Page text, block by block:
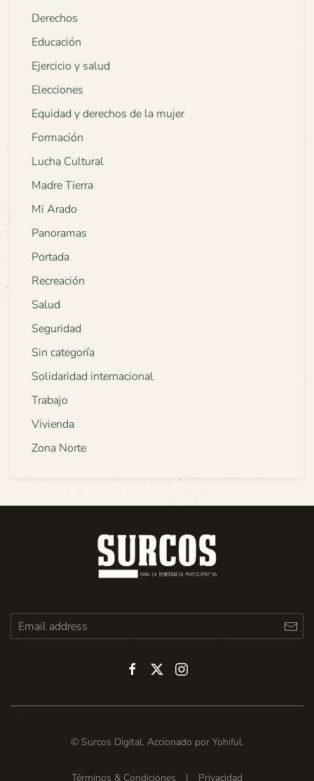
Derechos
Educación
Ejercicio y salud
Elecciones
Equidad y derechos de la mujer
Formación
Lucha Cultural
Madre Tierra
Mi Arado
Panoramas
Portada
Recreación
Salud
Seguridad
Sin categoría
Solidaridad internacional
Trabajo
Vivienda
Zona Norte
© Surcos Digital. Accionado por Yohiful.
Términos & Condiciones | Privacidad